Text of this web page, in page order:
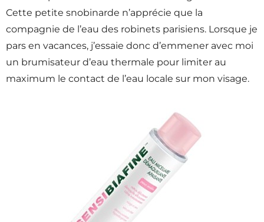
Cette petite snobinarde n’apprécie que la
compagnie de l’eau des robinets parisiens. Lorsque je
pars en vacances, j’essaie donc d’emmener avec moi
un brumisateur d’eau thermale pour limiter au
maximum le contact de l’eau locale sur mon visage.